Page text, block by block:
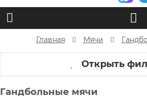
Главная Мячи
Открыть
Гандбольные мячи